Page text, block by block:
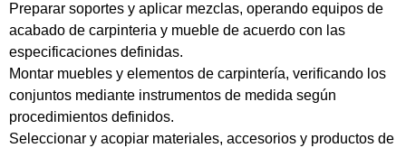
Preparar soportes y aplicar mezclas, operando equipos de
acabado de carpinteria y mueble de acuerdo con las
especificaciones definidas.
Montar muebles y elementos de carpintería, verificando los
conjuntos mediante instrumentos de medida según
procedimientos definidos.
Seleccionar y acopiar materiales, accesorios y productos de